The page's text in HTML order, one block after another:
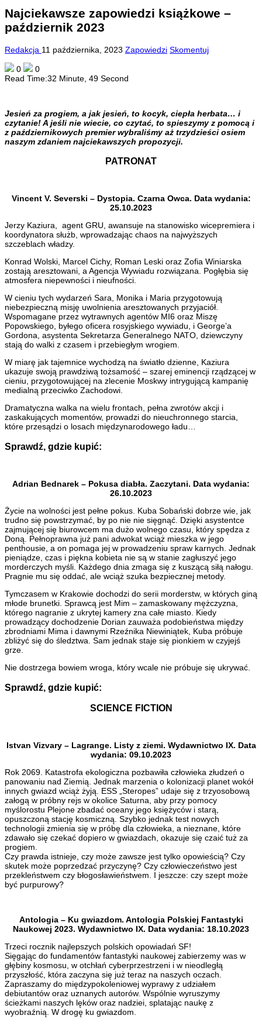
Najciekawsze zapowiedzi książkowe –
październik 2023
Redakcja 11 października, 2023 Zapowiedzi Skomentuj
0
0
Read Time:32 Minute, 49 Second
Jesień za progiem, a jak jesień, to kocyk, ciepła herbata… i
czytanie! A jeśli nie wiecie, co czytać, to spieszymy z pomocą i
z październikowych premier wybraliśmy aż trzydzieści osiem
naszym zdaniem najciekawszych propozycji.
PATRONAT
Vincent V. Severski – Dystopia. Czarna Owca. Data wydania:
25.10.2023
Jerzy Kaziura, agent GRU, awansuje na stanowisko wicepremiera i
koordynatora służb, wprowadzając chaos na najwyższych
szczeblach władzy.
Konrad Wolski, Marcel Cichy, Roman Leski oraz Zofia Winiarska
zostają aresztowani, a Agencja Wywiadu rozwiązana. Pogłębia się
atmosfera niepewności i nieufności.
W cieniu tych wydarzeń Sara, Monika i Maria przygotowują
niebezpieczną misję uwolnienia aresztowanych przyjaciół.
Wspomagane przez wytrawnych agentów MI6 oraz Miszę
Popowskiego, byłego oficera rosyjskiego wywiadu, i George’a
Gordona, asystenta Sekretarza Generalnego NATO, dziewczyny
stają do walki z czasem i przebiegłym wrogiem.
W miarę jak tajemnice wychodzą na światło dzienne, Kaziura
ukazuje swoją prawdziwą tożsamość – szarej eminencji rządzącej w
cieniu, przygotowującej na zlecenie Moskwy intrygującą kampanię
medialną przeciwko Zachodowi.
Dramatyczna walka na wielu frontach, pełna zwrotów akcji i
zaskakujących momentów, prowadzi do nieuchronnego starcia,
które przesądzi o losach międzynarodowego ładu…
Sprawdź, gdzie kupić:
Adrian Bednarek – Pokusa diabła. Zaczytani. Data wydania:
26.10.2023
Życie na wolności jest pełne pokus. Kuba Sobański dobrze wie, jak
trudno się powstrzymać, by po nie nie sięgnąć. Dzięki asystentce
zajmującej się biurowcem ma dużo wolnego czasu, który spędza z
Doną. Pełnoprawna już pani adwokat wciąż mieszka w jego
penthousie, a on pomaga jej w prowadzeniu spraw karnych. Jednak
pieniądze, czas i piękna kobieta nie są w stanie zagłuszyć jego
morderczych myśli. Każdego dnia zmaga się z kuszącą siłą nałogu.
Pragnie mu się oddać, ale wciąż szuka bezpiecznej metody.
Tymczasem w Krakowie dochodzi do serii morderstw, w których giną
młode brunetki. Sprawcą jest Mim – zamaskowany mężczyzna,
którego nagranie z ukrytej kamery zna całe miasto. Kiedy
prowadzący dochodzenie Dorian zauważa podobieństwa między
zbrodniami Mima i dawnymi Rzeźnika Niewiniątek, Kuba próbuje
zbliżyć się do śledztwa. Sam jednak staje się pionkiem w czyjejś
grze.
Nie dostrzega bowiem wroga, który wcale nie próbuje się ukrywać.
Sprawdź, gdzie kupić:
SCIENCE FICTION
Istvan Vizvary – Lagrange. Listy z ziemi. Wydawnictwo IX. Data
wydania: 09.10.2023
Rok 2069. Katastrofa ekologiczna pozbawiła człowieka złudzeń o
panowaniu nad Ziemią. Jednak marzenia o kolonizacji planet wokół
innych gwiazd wciąż żyją. ESS „Steropes” udaje się z trzyosobową
załogą w próbny rejs w okolice Saturna, aby przy pomocy
myślorostu Plejone zbadać oceany jego księżyców i starą,
opuszczoną stację kosmiczną. Szybko jednak test nowych
technologii zmienia się w próbę dla człowieka, a nieznane, które
zdawało się czekać dopiero w gwiazdach, okazuje się czaić tuż za
progiem.
Czy prawda istnieje, czy może zawsze jest tylko opowieścią? Czy
skutek może poprzedzać przyczynę? Czy człowieczeństwo jest
przekleństwem czy błogosławieństwem. I jeszcze: czy szept może
być purpurowy?
Antologia – Ku gwiazdom. Antologia Polskiej Fantastyki
Naukowej 2023. Wydawnictwo IX. Data wydania: 18.10.2023
Trzeci rocznik najlepszych polskich opowiadań SF!
Sięgając do fundamentów fantastyki naukowej zabierzemy was w
głębiny kosmosu, w otchłań cyberprzestrzeni i w nieodległą
przyszłość, która zaczyna się już teraz na naszych oczach.
Zapraszamy do międzypokoleniowej wyprawy z udziałem
debiutantów oraz uznanych autorów. Wspólnie wyruszymy
ścieżkami naszych lęków oraz nadziei, splatając naukę z
wyobraźnią. W drogę ku gwiazdom.